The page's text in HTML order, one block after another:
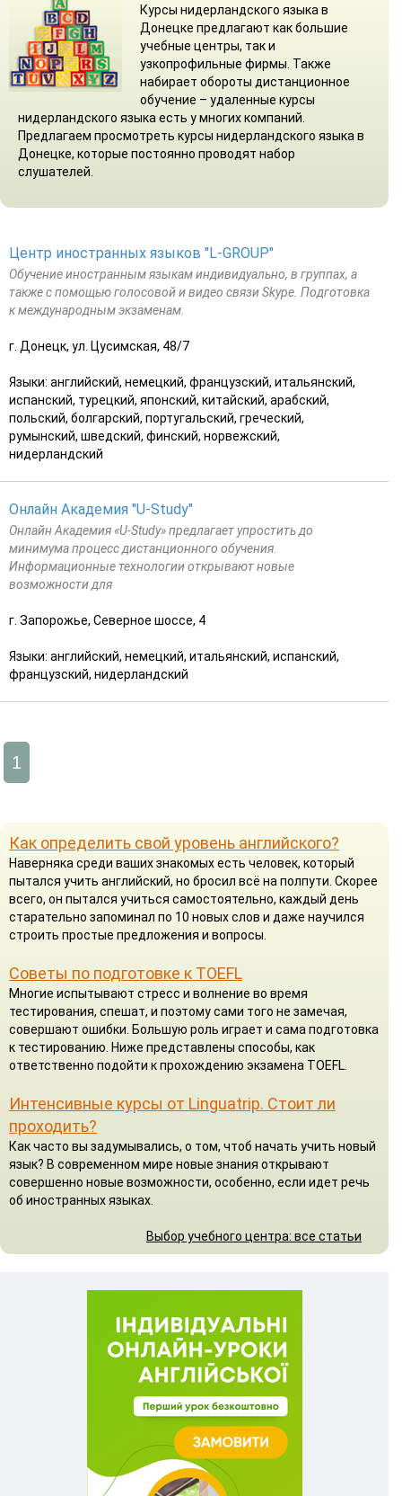
Курсы нидерландского языка в
Донецке предлагают как большие
учебные центры, так и
узкопрофильные фирмы. Также
набирает обороты дистанционное
обучение – удаленные курсы
нидерландского языка есть у многих компаний.
Предлагаем просмотреть курсы нидерландского языка в
Донецке, которые постоянно проводят набор
слушателей.
Центр иностранных языков "L-GROUP"
Обучение иностранным языкам индивидуально, в группах, а
также с помощью голосовой и видео связи Skype. Подготовка
к международным экзаменам.
г. Донецк, ул. Цусимская, 48/7
Языки: английский, немецкий, французский, итальянский,
испанский, турецкий, японский, китайский, арабский,
польский, болгарский, португальский, греческий,
румынский, шведский, финский, норвежский,
нидерландский
Онлайн Академия "U-Study"
Онлайн Академия «U-Study» предлагает упростить до
минимума процесс дистанционного обучения.
Информационные технологии открывают новые
возможности для
г. Запорожье, Северное шоссе, 4
Языки: английский, немецкий, итальянский, испанский,
французский, нидерландский
1
Как определить свой уровень английского?
Наверняка среди ваших знакомых есть человек, который
пытался учить английский, но бросил всё на полпути. Скорее
всего, он пытался учиться самостоятельно, каждый день
старательно запоминал по 10 новых слов и даже научился
строить простые предложения и вопросы.
Советы по подготовке к TOEFL
Многие испытывают стресс и волнение во время
тестирования, спешат, и поэтому сами того не замечая,
совершают ошибки. Большую роль играет и сама подготовка
к тестированию. Ниже представлены способы, как
ответственно подойти к прохождению экзамена TOEFL.
Интенсивные курсы от Linguatrip. Стоит ли
проходить?
Как часто вы задумывались, о том, чтоб начать учить новый
язык? В современном мире новые знания открывают
совершенно новые возможности, особенно, если идет речь
об иностранных языках.
Выбор учебного центра: все статьи